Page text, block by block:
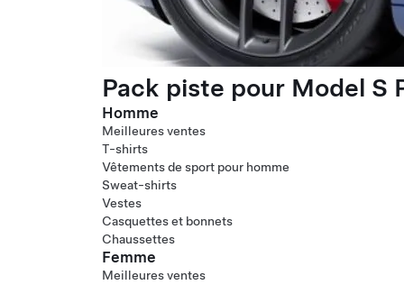
Pack piste pour Model S
Homme
Meilleures ventes
T-shirts
Vêtements de sport pour homme
Sweat-shirts
Vestes
Casquettes et bonnets
Chaussettes
Femme
Meilleures ventes